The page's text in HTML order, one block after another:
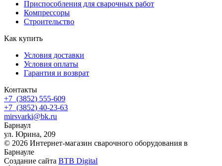
Приспособления для сварочных работ
Компрессоры
Строительство
Как купить
Условия доставки
Условия оплаты
Гарантия и возврат
Контакты
+7 (3852) 555-609
+7 (3852) 40-23-63
mirsvarki@bk.ru
Барнаул
ул. Юрина, 209
© 2026 Интернет-магазин сварочного оборудования в
Барнауле
Создание сайта BTB Digital